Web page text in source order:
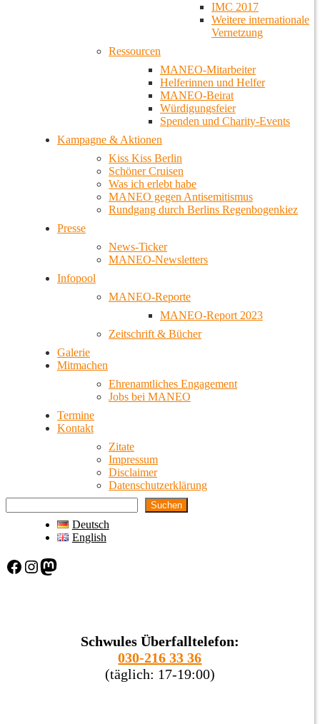
IMC 2017
Weitere internationale
Vernetzung
Ressourcen
MANEO-Mitarbeiter
Helferinnen und Helfer
MANEO-Beirat
Würdigungsfeier
Spenden und Charity-Events
Kampagne & Aktionen
Kiss Kiss Berlin
Schöner Cruisen
Was ich erlebt habe
MANEO gegen Antisemitismus
Rundgang durch Berlins Regenbogenkiez
Presse
News-Ticker
MANEO-Newsletters
Infopool
MANEO-Reporte
MANEO-Report 2023
Zeitschrift & Bücher
Galerie
Mitmachen
Ehrenamtliches Engagement
Jobs bei MANEO
Termine
Kontakt
Zitate
Impressum
Disclaimer
Datenschutzerklärung
Suchen
Deutsch
English
Facebook Instagram Mastodon
Schwules Überfalltelefon:
030-216 33 36
(täglich: 17-19:00)